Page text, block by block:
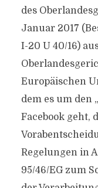
des
Januar 2017
I-20 U 40/16)
Europäischen
dem es um den
Facebook geht,
Regelungen in
95/46/EG zum